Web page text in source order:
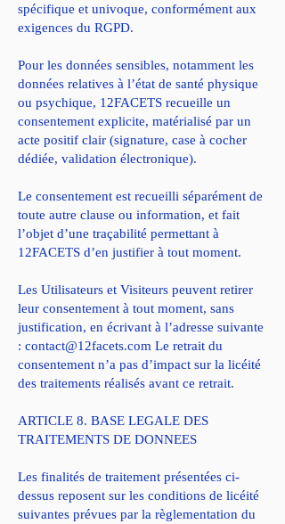
spécifique et univoque, conformément aux
exigences du RGPD.
Pour les données sensibles, notamment les
données relatives à l’état de santé physique
ou psychique, 12FACETS recueille un
consentement explicite, matérialisé par un
acte positif clair (signature, case à cocher
dédiée, validation électronique).
Le consentement est recueilli séparément de
toute autre clause ou information, et fait
l’objet d’une traçabilité permettant à
12FACETS d’en justifier à tout moment.
Les Utilisateurs et Visiteurs peuvent retirer
leur consentement à tout moment, sans
justification, en écrivant à l’adresse suivante
: contact@12facets.com Le retrait du
consentement n’a pas d’impact sur la licéité
des traitements réalisés avant ce retrait.
ARTICLE 8. BASE LEGALE DES
TRAITEMENTS DE DONNEES
Les finalités de traitement présentées ci-
dessus reposent sur les conditions de licéité
suivantes prévues par la règlementation du